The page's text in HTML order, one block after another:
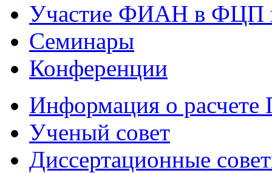
Участие ФИАН в ФЦП
Семинары
Конференции
Информация о
Ученый совет
Диссертационные